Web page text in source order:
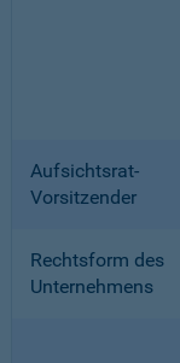
Aufsichtsrat-
Vorsitzender
Rechtsform des
Unternehmens